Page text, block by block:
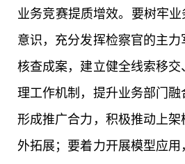
业务竞赛提质增效。要树牢业
意识，充分发挥检察官的主
核查成案，建立健全线索移
理工作机制，提升业务部门
形成推广合力，积极推动上
外拓展；要着力开展模型应